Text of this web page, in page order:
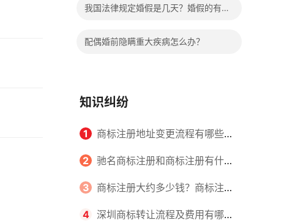
我国法律规定婚假是几天？婚假的有关
配偶婚前隐瞒重大疾病怎么办？
知识纠纷
1 商标注册地址变更流程有哪些？
怎么提交申请书件？
2 驰名商标注册和商标注册有什么
区别？
3 商标注册大约多少钱？商标注册
查询的方式有哪些？
4 深圳商标转让流程及费用有哪些